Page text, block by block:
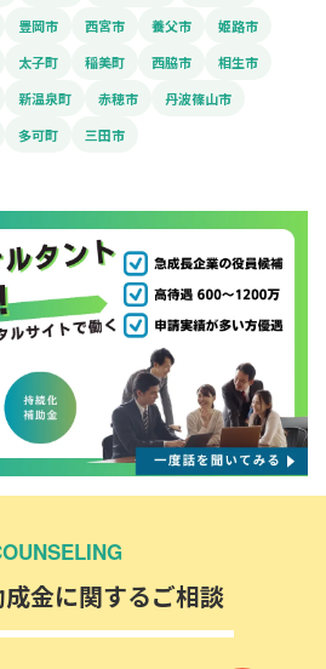
豊岡市 西宮市 養父市
姫路市
太子町 稲美町 西脇市
相生市
新温泉町 赤穂市
丹波篠山市
多可町 三田市
金に関するご相談